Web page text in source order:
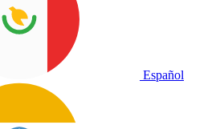
Español